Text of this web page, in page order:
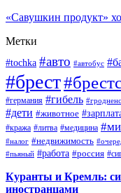
«Савушкин продукт»
Метки
#tochka #авто #автобус
#брест
#германия #гибель
#дети #животное
#кража #литва #медицина
#налог #недвижимость
#пьяный #работа #россия
Куранты и Кремль:
иностранцами